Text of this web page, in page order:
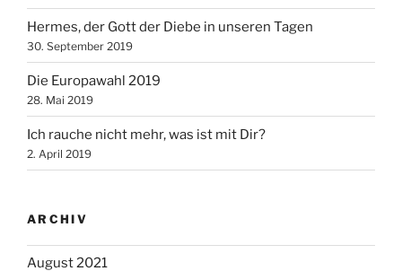
Hermes, der Gott der Diebe in unseren Tagen
30. September 2019
Die Europawahl 2019
28. Mai 2019
Ich rauche nicht mehr, was ist mit Dir?
2. April 2019
ARCHIV
August 2021